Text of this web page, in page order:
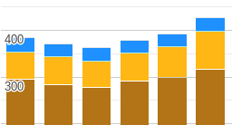
300
300
400
400